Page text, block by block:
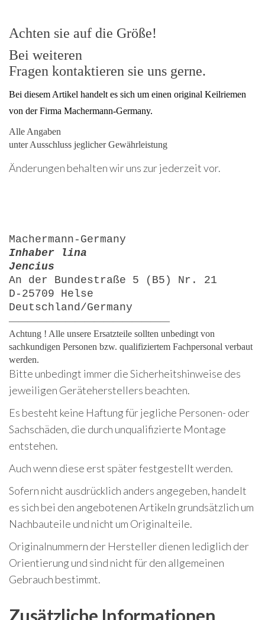
Achten sie auf die Größe!
Bei weiteren
Fragen kontaktieren sie uns gerne.
Bei diesem Artikel handelt es sich um einen original Keilriemen
von der Firma Machermann-Germany.
Alle Angaben
unter Ausschluss jeglicher Gewährleistung
Änderungen behalten wir uns zur jederzeit vor.
Machermann-Germany
Inhaber lina
Jencius
An der Bundestraße 5 (B5) Nr. 21
D-25709 Helse
Deutschland/Germany
—————————————————
Achtung ! Alle unsere Ersatzteile sollten unbedingt von
sachkundigen Personen bzw. qualifiziertem Fachpersonal verbaut
werden.
Bitte unbedingt immer die Sicherheitshinweise des
jeweiligen Geräteherstellers beachten.
Es besteht keine Haftung für jegliche Personen- oder
Sachschäden, die durch unqualifizierte Montage
entstehen.
Auch wenn diese erst später festgestellt werden.
Sofern nicht ausdrücklich anders angegeben, handelt
es sich bei den angebotenen Artikeln grundsätzlich um
Nachbauteile und nicht um Originalteile.
Originalnummern der Hersteller dienen lediglich der
Orientierung und sind nicht für den allgemeinen
Gebrauch bestimmt.
Zusätzliche Informationen